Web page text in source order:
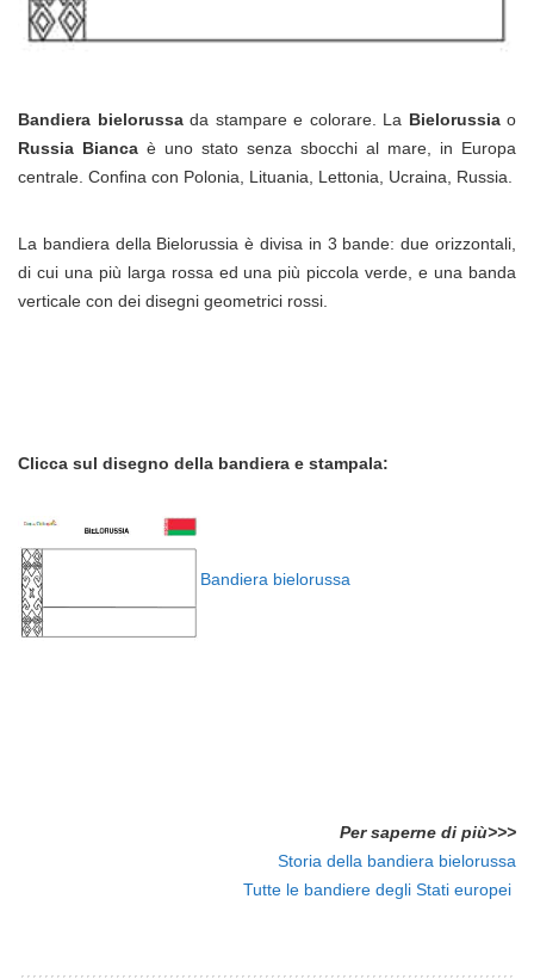
Bandiera bielorussada stampare e colorare. La Bielorussiao
Russia Bianca è uno stato senza sbocchi al mare, in Europa
centrale. Confina con Polonia, Lituania, Lettonia, Ucraina, Russia.
La bandiera della Bielorussia è divisa in 3 bande: due orizzontali,
di cui una più larga rossa ed una più piccola verde, e una banda
verticale con dei disegni geometrici rossi.
Clicca sul disegno della bandiera e stampala:
Bandiera bielorussa
Per saperne di più>>>
Storia della bandiera bielorussa
Tutte le bandiere degli Stati europei